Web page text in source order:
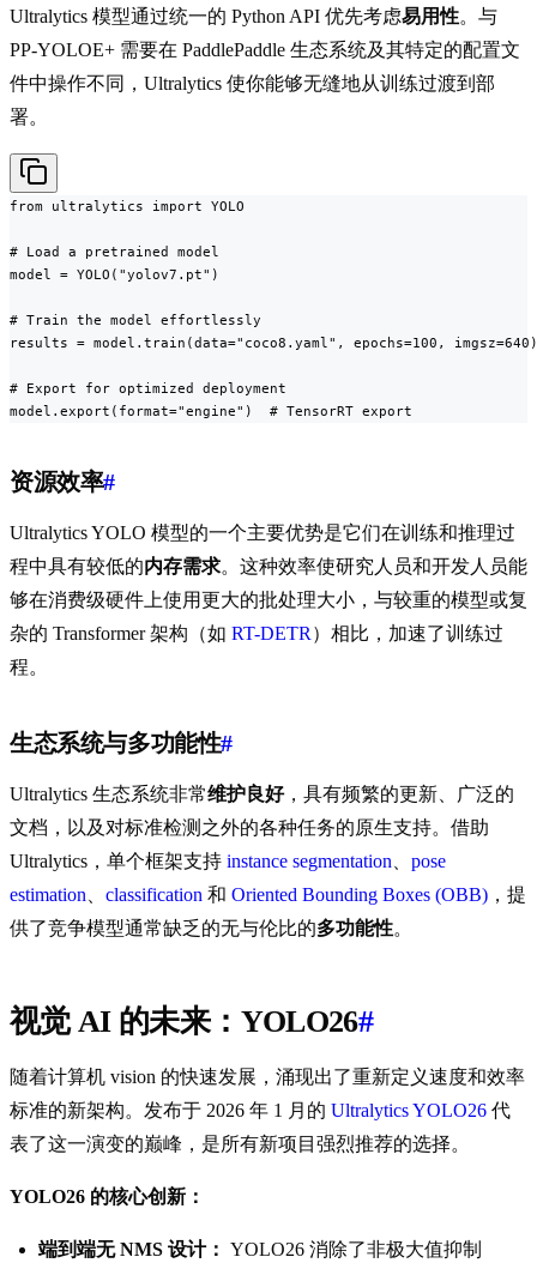
Ultralytics 模型通过统一的 Python API 优先考虑易用性。与
PP-YOLOE+ 需要在 PaddlePaddle 生态系统及其特定的配置文
件中操作不同，Ultralytics 使你能够无缝地从训练过渡到部
署。
from ultralytics import YOLO
# Load a pretrained model
model = YOLO("yolov7.pt")
# Train the model effortlessly
results = model.train(data="coco8.yaml", epochs=100, imgsz=640)
# Export for optimized deployment
model.export(format="engine")  # TensorRT export
资源效率#
Ultralytics YOLO 模型的一个主要优势是它们在训练和推理过
程中具有较低的内存需求。这种效率使研究人员和开发人员能
够在消费级硬件上使用更大的批处理大小，与较重的模型或复
杂的 Transformer 架构（如 RT-DETR ）相比，加速了训练过
程。
生态系统与多功能性#
Ultralytics 生态系统非常维护良好，具有频繁的更新、广泛的
文档，以及对标准检测之外的各种任务的原生支持。借助
Ultralytics，单个框架支持 instance segmentation
pose
estimation
classification 和 Oriented Bounding Boxes (OBB) ，提
供了竞争模型通常缺乏的无与伦比的多功能性。
视觉 AI 的未来：YOLO26#
随着计算机 vision 的快速发展，涌现出了重新定义速度和效率
标准的新架构。发布于 2026 年 1 月的 Ultralytics YOLO26 代
表了这一演变的巅峰，是所有新项目强烈推荐的选择。
YOLO26 的核心创新：
端到端无 NMS 设计： YOLO26 消除了非极大值抑制